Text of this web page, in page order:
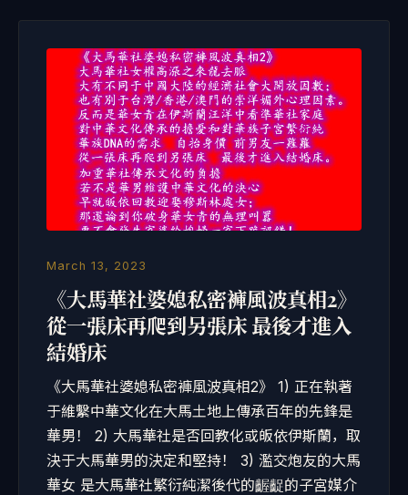
March 13, 2023
《大馬華社婆媳私密褲風波真相2》
從一張床再爬到另張床 最後才進入
結婚床
《大馬華社婆媳私密褲風波真相2》 1) 正在執著
于維繫中華文化在大馬土地上傳承百年的先鋒是
華男！ 2) 大馬華社是否回教化或皈依伊斯蘭，取
決于大馬華男的決定和堅持！ 3) 濫交炮友的大馬
華女 是大馬華社繁衍純潔後代的齷齪的子宮媒介